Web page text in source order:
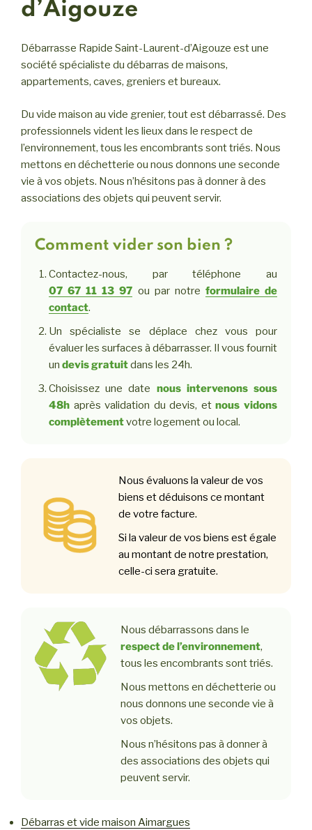
d’Aigouze
Débarrasse Rapide Saint-Laurent-d’Aigouze est une
société spécialiste du débarras de maisons,
appartements, caves, greniers et bureaux.
Du vide maison au vide grenier, tout est débarrassé. Des
professionnels vident les lieux dans le respect de
l’environnement, tous les encombrants sont triés. Nous
mettons en déchetterie ou nous donnons une seconde
vie à vos objets. Nous n’hésitons pas à donner à des
associations des objets qui peuvent servir.
Comment vider son bien ?
Contactez-nous, par téléphone au
07 67 11 13 97 ou par notre formulaire de
contact.
Un spécialiste se déplace chez vous pour
évaluer les surfaces à débarrasser. Il vous fournit
un devis gratuitdans les 24h.
Choisissez une date nous intervenons sous
48h après validation du devis, etnous vidons
complètementvotre logement ou local.
Nous évaluons la valeur de vos
biens et déduisons ce montant
de votre facture.
Si la valeur de vos biens est égale
au montant de notre prestation,
celle-ci sera gratuite.
Nous débarrassons dans le
respect de l’environnement,
tous les encombrants sont triés.
Nous mettons en déchetterie ou
nous donnons une seconde vie à
vos objets.
Nous n’hésitons pas à donner à
des associations des objets qui
peuvent servir.
Débarras et vide maison Aimargues